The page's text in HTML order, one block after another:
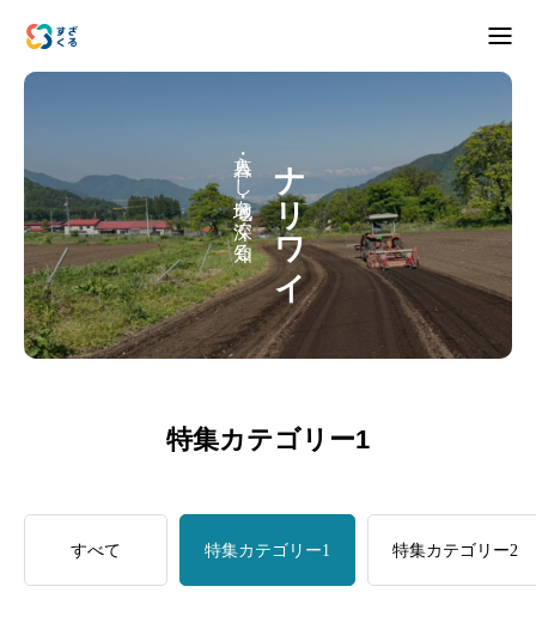
お知らせ
ナリワイ
インタビュー
プライバシーポリシー
ナリワイ
人・暮らし・地域を深く知る
特集カテゴリー1
すべて 特集カテゴリー1 特集カテゴリー2